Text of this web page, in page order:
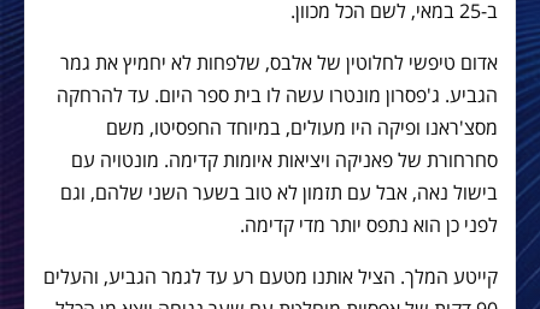
ב-25 במאי, לשם הכל מכוון.
אדום טיפשי לחלוטין של אלבס, שלפחות לא יחמיץ את גמר
הגביע. ג'פסרון מונטרו עשה לו בית ספר היום. עד להרחקה
מסצ'ראנו ופיקה היו מעולים, במיוחד החפסיטו, משם
סחרחורת של פאניקה ויציאות איומות קדימה. מונטויה עם
בישול נאה, אבל עם תזמון לא טוב בשער השני שלהם, וגם
לפני כן הוא נתפס יותר מדי קדימה.
קייטע המלך. הציל אותנו מטעם רע עד לגמר הגביע, והעלים